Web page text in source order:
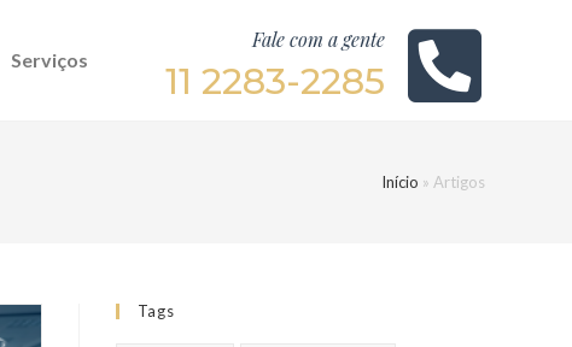
Serviços
Fale com a gente
11 2283-2285
Início » Artigos
Tags